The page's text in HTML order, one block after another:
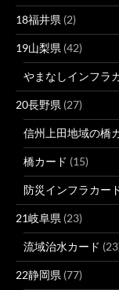
18福井県 (2)
19山梨県 (42)
やまなしインフラ
20長野県 (27)
信州上田地域の橋
橋カード (15)
防災インフラカー
21岐阜県 (23)
流域治水カード
22静岡県 (77)